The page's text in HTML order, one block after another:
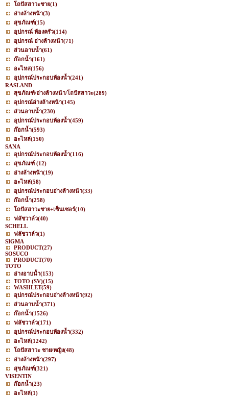
โถปัสสาวะชาย(1)
อ่างล้างหน้า(3)
สุขภัณฑ์(15)
อุปกรณ์ ห้องครัว(114)
อุปกรณ์ อ่างล้างหน้า(71)
ส่วนอาบน้ำ(61)
ก๊อกน้ำ(161)
อะไหล่(156)
อุปกรณ์ประกอบห้องน้ำ(241)
RASLAND
สุขภัณฑ์/อ่างล้างหน้า/โถปัสสาวะ(289)
อุปกรณ์อ่างล้างหน้า(145)
ส่วนอาบน้ำ(230)
อุปกรณ์ประกอบห้องน้ำ(459)
ก๊อกน้ำ(593)
อะไหล่(150)
SANA
อุปกรณ์ประกอบห้องน้ำ(116)
สุขภัณฑ์ (12)
อ่างล้างหน้า(19)
อะไหล่(58)
อุปกรณ์ประกอบอ่างล้างหน้า(33)
ก๊อกน้ำ(258)
โถปัสสาวะชาย+เซ็นเซอร์(10)
ฟลัชวาล์ว(40)
SCHELL
ฟลัชวาล์ว(1)
SIGMA
PRODUCT(27)
SOSUCO
PRODUCT(70)
TOTO
อ่างอาบน้ำ(153)
TOTO (SV)(15)
WASHLET(59)
อุปกรณ์ประกอบอ่างล้างหน้า(92)
ส่วนอาบน้ำ(371)
ก๊อกน้ำ(1526)
ฟลัชวาล์ว(171)
อุปกรณ์ประกอบห้องน้ำ(332)
อะไหล่(1242)
โถปัสสาวะ ชาย/หญิง(48)
อ่างล้างหน้า(297)
สุขภัณฑ์(321)
VISENTIN
ก๊อกน้ำ(23)
อะไหล่(1)